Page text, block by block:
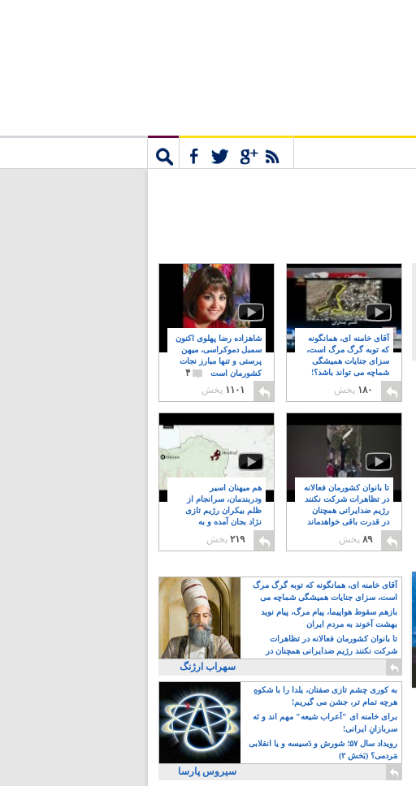
شاهزاده رضا پهلوی اکنون
سمبل دموکراسی، میهن
پرستی و تنها مبارز نجات
کشورمان است
۴
۱۱۰۱ پخش
آقای خامنه ای، همانگونه
که توبه گرگ مرگ است،
سزای جنایات همیشگی
شماچه می تواند باشد؟!
۸
۱۸۰ پخش
هم میهنان اسیر
ودربندمان، سرانجام از
ظلم بیکران رژیم تازی
نژاد بجان آمده و به
۲۱۹ پخش
تا بانوان کشورمان فعالانه
در تظاهرات شرکت نکنند
رژیم ضدایرانی همچنان
در قدرت باقی خواهدماند
۸
۸۹ پخش
آقای خامنه ای، همانگونه که توبه گرگ مرگ
است، سزای جنایات همیشگی شماچه می
تواند باشد؟!
بازهم سقوط هواپیما، پیام مرگ، پیام نوید
بهشت آخوند به مردم ایران
تا بانوان کشورمان فعالانه در تظاهرات
شرکت نکنند رژیم ضدایرانی همچنان در
قدرت باقی خواهدماند
سهراب ارژنگ
به کوری چشم تازی صفتان، یلدا را با شکوهِ
هرچه تمام تر، جشن می گیریم!
برای خامنه ای "اَعراب شیعه" مهم اند و نَه
سربازانِ ایرانی!
رویداد سال ۵۷؛ شورش و دَسیسه و یا انقلابی
مَردمی؟ (بَخش ۲)
سیروس پارسا